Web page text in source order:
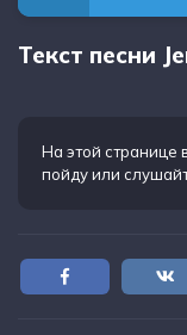
Текст песни
На этой странице
пойдуили